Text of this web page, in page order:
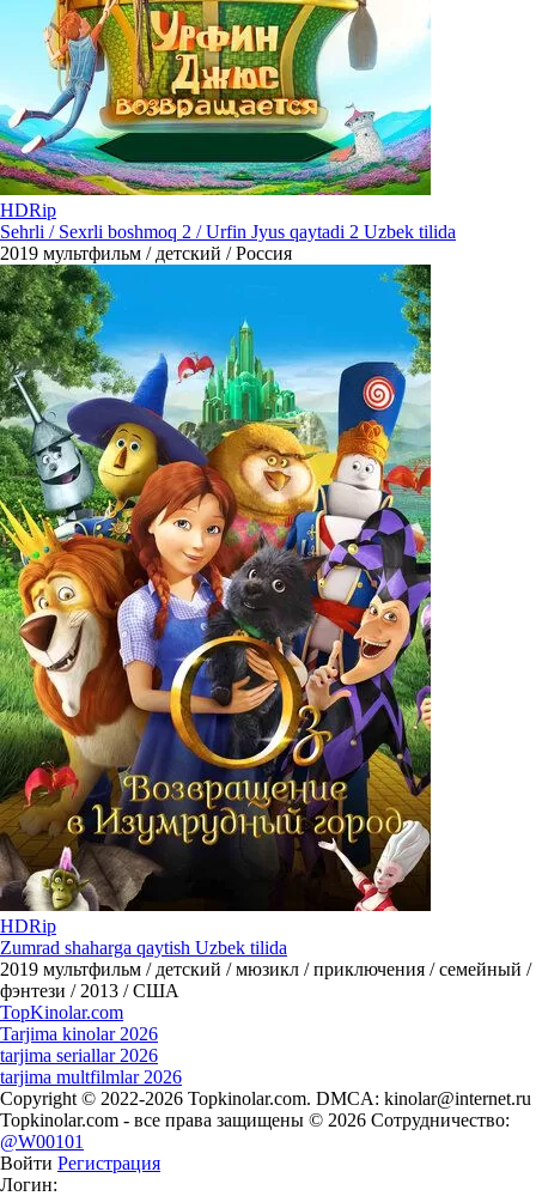
HDRip
Sehrli / Sexrli boshmoq 2 / Urfin Jyus qaytadi 2 Uzbek tilida
2019 мультфильм / детский / Россия
HDRip
Zumrad shaharga qaytish Uzbek tilida
2019 мультфильм / детский / мюзикл / приключения / семейный /
фэнтези / 2013 / США
TopKinolar.com
Tarjima kinolar 2026
tarjima seriallar 2026
tarjima multfilmlar 2026
Copyright © 2022-2026 Topkinolar.com. DMCA: kinolar@internet.ru
Topkinolar.com - все права защищены © 2026 Сотрудничество:
@W00101
Войти Регистрация
Логин: